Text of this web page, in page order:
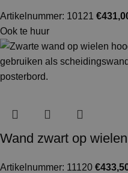
Artikelnummer: 10121 €
Ook te huur
Wand zwart op
Artikelnummer: 11120 €